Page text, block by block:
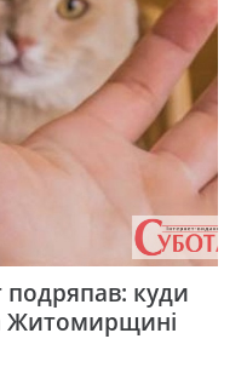
подряпав: куди
Житомирщині